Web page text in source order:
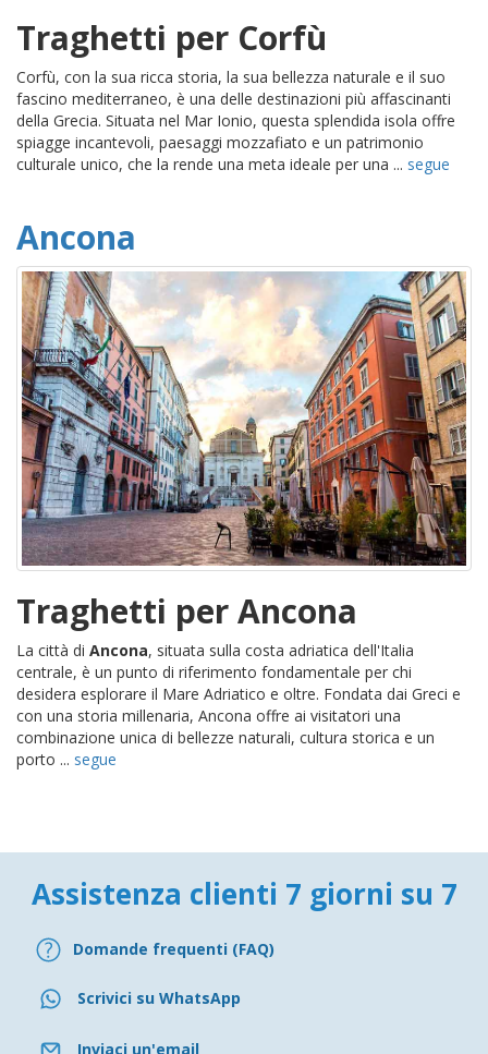
Traghetti per Corfù
Corfù, con la sua ricca storia, la sua bellezza naturale e il suo
fascino mediterraneo, è una delle destinazioni più affascinanti
della Grecia. Situata nel Mar Ionio, questa splendida isola offre
spiagge incantevoli, paesaggi mozzafiato e un patrimonio
culturale unico, che la rende una meta ideale per una ... segue
Ancona
Traghetti per Ancona
La città di Ancona, situata sulla costa adriatica dell'Italia
centrale, è un punto di riferimento fondamentale per chi
desidera esplorare il Mare Adriatico e oltre. Fondata dai Greci e
con una storia millenaria, Ancona offre ai visitatori una
combinazione unica di bellezze naturali, cultura storica e un
porto ... segue
Assistenza clienti 7 giorni su 7
Domande frequenti (FAQ)
Scrivici su WhatsApp
Inviaci un'email